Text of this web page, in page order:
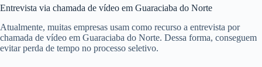
Entrevista via chamada de vídeo em Guaraciaba do Norte
Atualmente, muitas empresas usam como recurso a entrevista por
chamada de vídeo em Guaraciaba do Norte. Dessa forma, conseguem
evitar perda de tempo no processo seletivo.